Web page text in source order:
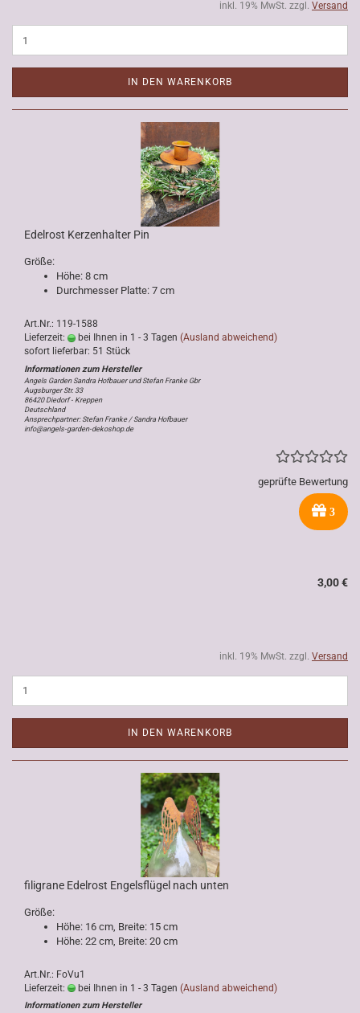
inkl. 19% MwSt. zzgl. Versand
IN DEN WARENKORB
Edelrost Kerzenhalter Pin
Größe:
Höhe: 8 cm
Durchmesser Platte: 7 cm
Art.Nr.: 119-1588
Lieferzeit:
bei Ihnen in 1 - 3 Tagen (Ausland abweichend)
sofort lieferbar: 51 Stück
Angels Garden Sandra Hofbauer und Stefan Franke Gbr
Augsburger Str. 33
86420 Diedorf - Kreppen
Deutschland
Ansprechpartner: Stefan Franke / Sandra Hofbauer
info@angels-garden-dekoshop.de
geprüfte Bewertung
3
3,00 €
inkl. 19% MwSt. zzgl. Versand
IN DEN WARENKORB
filigrane Edelrost Engelsflügel nach unten
Größe:
Höhe: 16 cm, Breite: 15 cm
Höhe: 22 cm, Breite: 20 cm
Art.Nr.: FoVu1
Lieferzeit:
bei Ihnen in 1 - 3 Tagen (Ausland abweichend)